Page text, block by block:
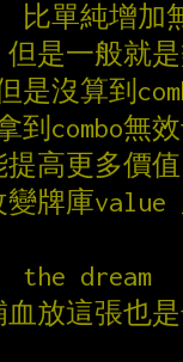
單純增加
是一般就
沒算到
combo無
高更多價
牌庫value
the dream
放這張也